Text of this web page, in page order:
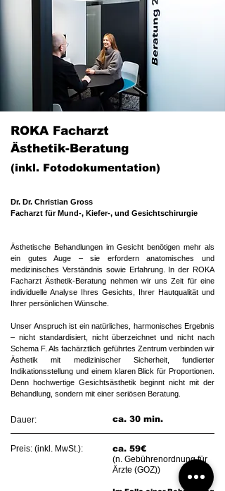
ROKA Facharzt
Ästhetik-Beratung
(inkl. Fotodokumentation)
​Dr. Dr. Christian Gross
Facharzt für Mund-, Kiefer-, und Gesichtschirurgie
​​​​Ästhetische Behandlungen im Gesicht benötigen mehr als
ein gutes Auge – sie erfordern anatomisches und
medizinisches Verständnis sowie Erfahrung. In der ROKA
Facharzt Ästhetik-Beratung nehmen wir uns Zeit für eine
individuelle Analyse Ihres Gesichts, Ihrer Hautqualität und
Ihrer persönlichen Wünsche.
Unser Anspruch ist ein natürliches, harmonisches Ergebnis
– nicht standardisiert, nicht überzeichnet und nicht nach
Schema F. Als fachärztlich geführtes Zentrum verbinden wir
Ästhetik mit medizinischer Sicherheit, fundierter
Indikationsstellung und einem klaren Blick für Proportionen.
Denn hochwertige Gesichtsästhetik beginnt nicht mit der
Behandlung, sondern mit einer seriösen Beratung.​
Dauer: ca. 30 min.
Preis: (inkl. MwSt.):
ca. 59€
(n. Gebührenordnung für
Ärzte (GOZ))​​